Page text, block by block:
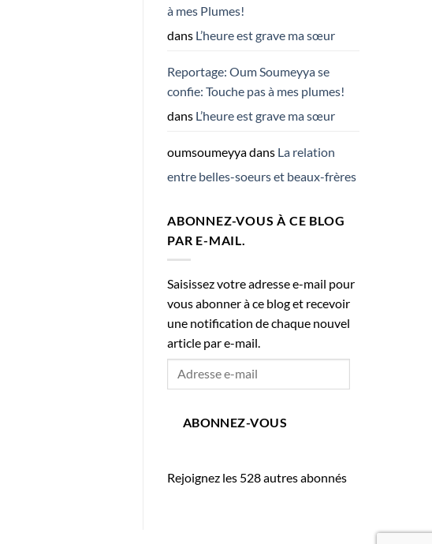
à mes Plumes!
dans L’heure est grave ma sœur
Reportage: Oum Soumeyya se
confie: Touche pas à mes plumes!
dans L’heure est grave ma sœur
oumsoumeyyadans La relation
entre belles-soeurs et beaux-frères
ABONNEZ-VOUS À CE BLOG
PAR E-MAIL.
Saisissez votre adresse e-mail pour
vous abonner à ce blog et recevoir
une notification de chaque nouvel
article par e-mail.
Adresse
ABONNEZ-VOUS
Rejoignez les 528 autres abonnés